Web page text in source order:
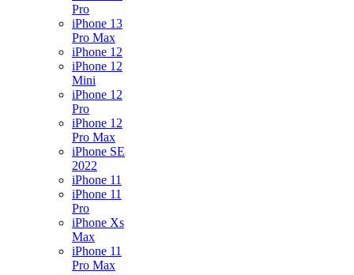
Pro
iPhone 13
Pro Max
iPhone 12
iPhone 12
Mini
iPhone 12
Pro
iPhone 12
Pro Max
iPhone SE
2022
iPhone 11
iPhone 11
Pro
iPhone Xs
Max
iPhone 11
Pro Max